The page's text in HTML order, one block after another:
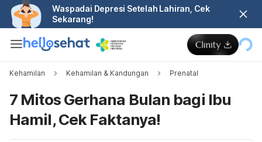
Waspadai Depresi Setelah Lahiran, Cek
Sekarang!
Kehamilan Kehamilan & Kandungan Prenatal
7 Mitos Gerhana Bulan bagi Ibu
Hamil, Cek Faktanya!